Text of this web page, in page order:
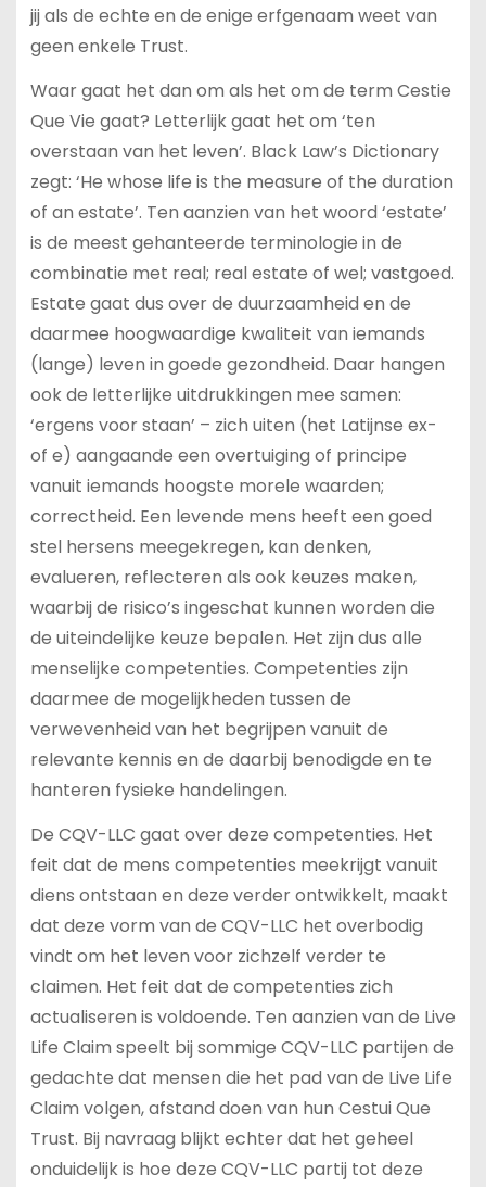
jij als de echte en de enige erfgenaam weet van
geen enkele Trust.
Waar gaat het dan om als het om de term Cestie
Que Vie gaat? Letterlijk gaat het om ‘ten
overstaan van het leven’. Black Law’s Dictionary
zegt: ‘He whose life is the measure of the duration
of an estate’. Ten aanzien van het woord ‘estate’
is de meest gehanteerde terminologie in de
combinatie met real; real estate of wel; vastgoed.
Estate gaat dus over de duurzaamheid en de
daarmee hoogwaardige kwaliteit van iemands
(lange) leven in goede gezondheid. Daar hangen
ook de letterlijke uitdrukkingen mee samen:
‘ergens voor staan’ – zich uiten (het Latijnse ex-
of e) aangaande een overtuiging of principe
vanuit iemands hoogste morele waarden;
correctheid. Een levende mens heeft een goed
stel hersens meegekregen, kan denken,
evalueren, reflecteren als ook keuzes maken,
waarbij de risico’s ingeschat kunnen worden die
de uiteindelijke keuze bepalen. Het zijn dus alle
menselijke competenties. Competenties zijn
daarmee de mogelijkheden tussen de
verwevenheid van het begrijpen vanuit de
relevante kennis en de daarbij benodigde en te
hanteren fysieke handelingen.
De CQV-LLC gaat over deze competenties. Het
feit dat de mens competenties meekrijgt vanuit
diens ontstaan en deze verder ontwikkelt, maakt
dat deze vorm van de CQV-LLC het overbodig
vindt om het leven voor zichzelf verder te
claimen. Het feit dat de competenties zich
actualiseren is voldoende. Ten aanzien van de Live
Life Claim speelt bij sommige CQV-LLC partijen de
gedachte dat mensen die het pad van de Live Life
Claim volgen, afstand doen van hun Cestui Que
Trust. Bij navraag blijkt echter dat het geheel
onduidelijk is hoe deze CQV-LLC partij tot deze